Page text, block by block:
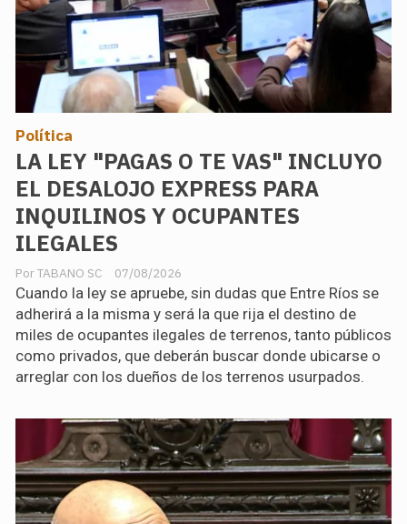
LA LEY "PAGAS O TE VAS" INCLUYO
EL DESALOJO EXPRESS PARA
INQUILINOS Y OCUPANTES
ILEGALES
TABANO SC
Política
07/08/2026
Cuando la ley se apruebe, sin dudas que Entre Ríos se
adherirá a la misma y será la que rija el destino de
miles de ocupantes ilegales de terrenos, tanto públicos
como privados, que deberán buscar donde ubicarse o
arreglar con los dueños de los terrenos usurpados.